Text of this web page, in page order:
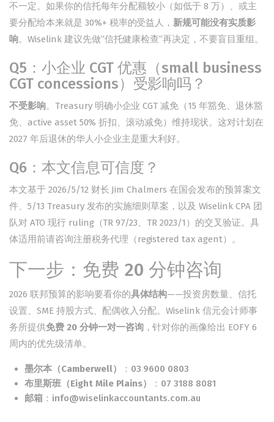
不一定。如果你的信托每年分配额较小（如低于 8 万）、或主
要分配给本来就是 30%+ 税率的受益人，新规可能没有实质影
响。Wiselink 建议先做”信托健康检查”再决定，不要盲目重组。
Q5：小企业 CGT 优惠（small business
CGT concessions）受影响吗？
不受影响。Treasury 明确小企业 CGT 减免（15 年豁免、退休豁
免、active asset 50% 折扣、滚动减免）维持现状。这对计划在
2027 年后退休的华人小企业主是重大利好。
Q6：本文信息可信度？
本文基于 2026/5/12 财长 Jim Chalmers 在国会发布的预算案文
件、5/13 Treasury 发布的实施细则草案，以及 Wiselink CPA 团
队对 ATO 现行 ruling（TR 97/23、TR 2023/1）的交叉验证。具
体适用前请咨询注册税务代理（registered tax agent）。
下一步：免费 20 分钟咨询
2026 联邦预算的影响要看你的具体结构——投资房数量、信托
设置、SME 持股方式、配偶收入分配。Wiselink 信元会计师事
务所提供免费 20 分钟一对一咨询，针对你的画像给出 EOFY 6
周内的优先级清单。
墨尔本（Camberwell） ： 03 9600 0803
布里斯班（Eight Mile Plains）
： 07 3188 8081
邮箱： info@wiselinkaccountants.com.au